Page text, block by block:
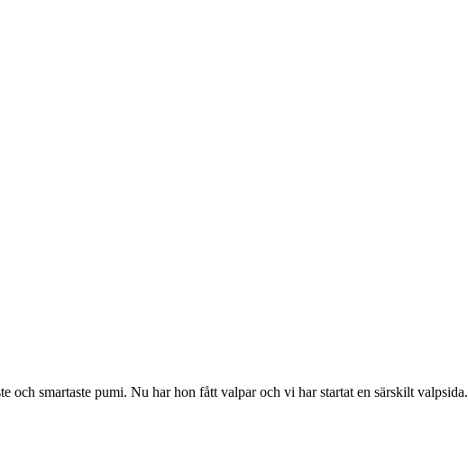
och smartaste pumi. Nu har hon fått valpar och vi har startat en särskilt valpsida.